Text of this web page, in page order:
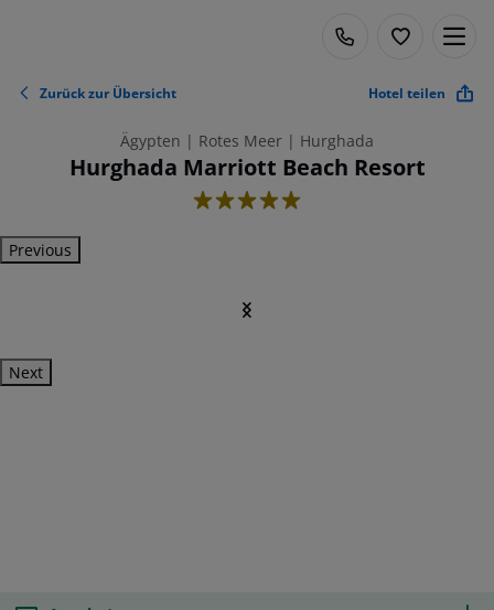
Zurück zur Übersicht Hotel teilen
Ägypten | Rotes Meer | Hurghada
Hurghada Marriott Beach Resort
5
Previous
Next